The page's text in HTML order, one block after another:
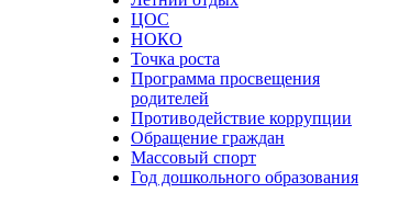
ЦОС
НОКО
Точка роста
Программа просвещения
родителей
Противодействие коррупции
Обращение граждан
Массовый спорт
Год дошкольного образования